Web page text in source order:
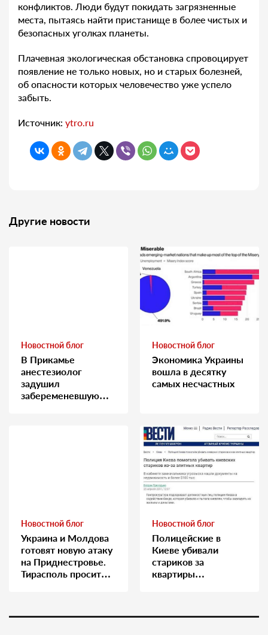
конфликтов. Люди будут покидать загрязненные
места, пытаясь найти пристанище в более чистых и
безопасных уголках планеты.
Плачевная экологическая обстановка спровоцирует
появление не только новых, но и старых болезней,
об опасности которых человечество уже успело
забыть.
Источник: ytro.ru
Другие новости
Новостной блог
В Прикамье
анестезиолог
задушил
забеременевшую
Новостной блог
Экономика Украины
вошла в десятку
самых несчастных
Новостной блог
Украина и Молдова
готовят новую атаку
на Приднестровье.
Тирасполь просит
Новостной блог
Полицейские в
Киеве убивали
стариков за
квартиры…